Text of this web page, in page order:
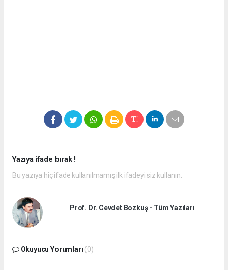
Yazıya ifade bırak !
Bu yazıya hiç ifade kullanılmamış ilk ifadeyi siz kullanın.
Prof. Dr. Cevdet Bozkuş - Tüm Yazıları
Okuyucu Yorumları (0)